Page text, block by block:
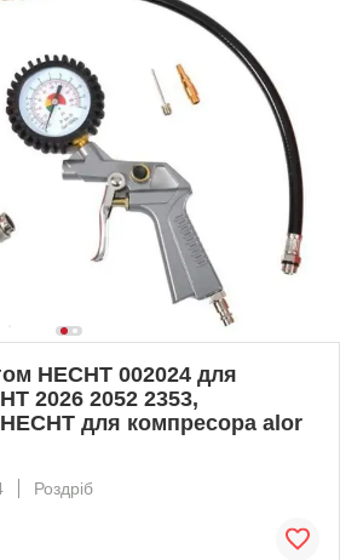
HECHT 002024 для
2026 2052 2353,
для компресора alor
Роздріб